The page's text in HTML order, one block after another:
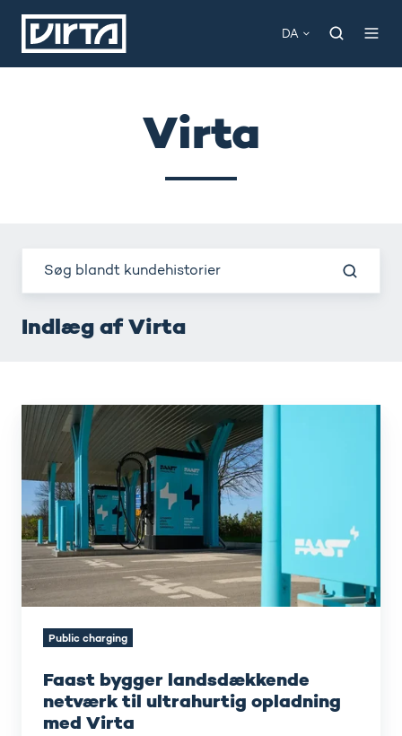
DA
Virta
Indlæg af Virta
Faast
bygger
landsdækkende
netværk
ultrahurtig
opladning
med
Virta
Public charging
Faast bygger landsdækkende
netværk til ultrahurtig opladning
med Virta